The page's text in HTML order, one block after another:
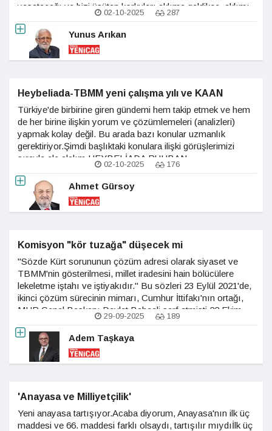
yaşatacağı ve bizi üşüten korkuları aklıma geldikçe, aklımı
ve ruhumu bir an için tedirginlik sarıyor.
02-10-2025 287
Yunus Arıkan
Heybeliada-TBMM yeni çalışma yılı ve KAAN
Türkiye'de birbirine giren gündemi hem takip etmek ve hem
de her birine ilişkin yorum ve çözümlemeleri (analizleri)
yapmak kolay değil. Bu arada bazı konular uzmanlık
gerektiriyor.Şimdi başlıktaki konulara ilişki görüşlerimizi
sırayla ele alalım.HEYBELİADA RUHBAN
OKULU.Öncelikle milli siyasetin konusu. Türkiye'nin beka
sorunuyla ilgili. İkincisi, Türkiye-Yunanistan ilişkilerine
dokunan bir konu.
02-10-2025 176
Ahmet Gürsoy
Komisyon "kör tuzağa" düşecek mi
"Sözde Kürt sorununun çözüm adresi olarak siyaset ve
TBMM'nin gösterilmesi, millet iradesini hain bölücülere
lekeletme iştahı ve iştiyakıdır." Bu sözleri 23 Eylül 2021'de,
ikinci çözüm sürecinin mimarı, Cumhur İttifakı'nın ortağı,
MHP Genel Başkanı Devlet Bahçeli sarf etmişti.22 Ekim
2024'te bu kez aynı Bahçeli, teröristbaşı için "Şayet
29-09-2025 189
Adem Taşkaya
'Anayasa ve Milliyetçilik'
Yeni anayasa tartışıyor.Acaba diyorum, Anayasa'nın ilk üç
maddesi ve 66. maddesi farklı olsaydı, tartışılır mıydıİlk üç